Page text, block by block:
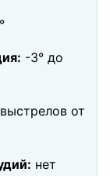
-3° до
от
нет